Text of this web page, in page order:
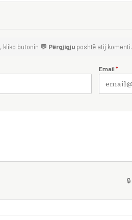
kliko butonin 💬 Përgjigju poshtë atij komenti.
Email *